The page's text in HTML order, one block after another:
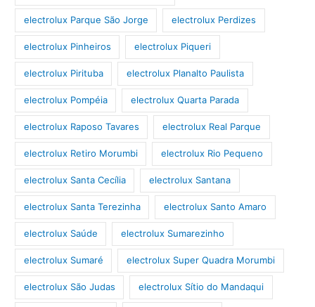
electrolux Parque São Jorge electrolux Perdizes
electrolux Pinheiros electrolux Piqueri
electrolux Pirituba electrolux Planalto Paulista
electrolux Pompéia electrolux Quarta Parada
electrolux Raposo Tavares electrolux Real Parque
electrolux Retiro Morumbi electrolux Rio Pequeno
electrolux Santa Cecília electrolux Santana
electrolux Santa Terezinha electrolux Santo Amaro
electrolux Saúde electrolux Sumarezinho
electrolux Sumaré electrolux Super Quadra Morumbi
electrolux São Judas electrolux Sítio do Mandaqui